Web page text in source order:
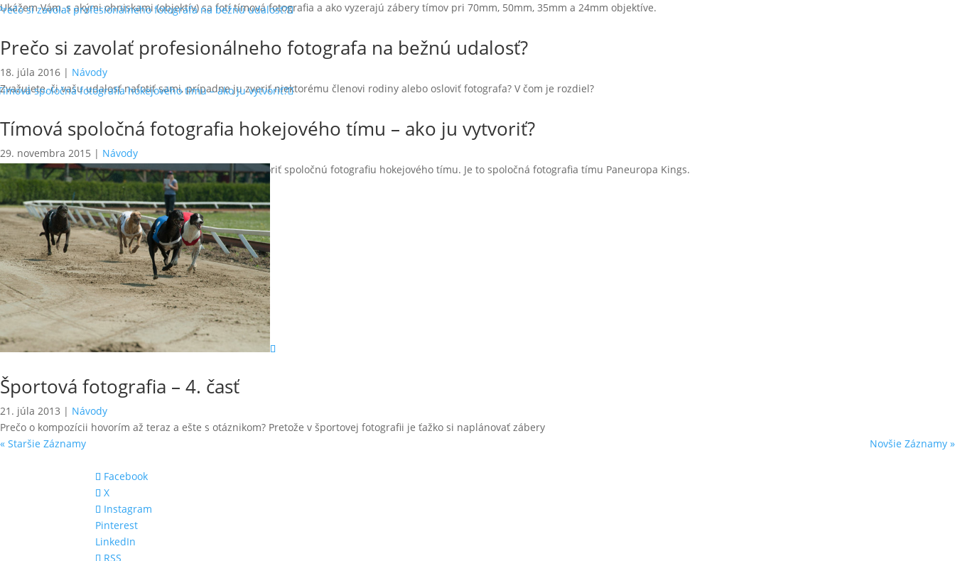
Ukážem Vám, s akými ohniskami (objektív) sa fotí tímová fotografia a ako vyzerajú zábery tímov pri 70mm, 50mm, 35mm a 24mm objektíve.
Prečo si zavolať profesionálneho fotografa na bežnú udalosť?
18. júla 2016 | Návody
Zvažujete, či vašu udalosť nafotiť sami, prípadne ju zveriť niektorému členovi rodiny alebo osloviť fotografa? V čom je rozdiel?
Tímová spoločná fotografia hokejového tímu – ako ju vytvoriť?
29. novembra 2015 | Návody
Dnes Vám ukážem, ako z malého zimného štadiónu vytvoriť spoločnú fotografiu hokejového tímu. Je to spoločná fotografia tímu Paneuropa Kings.
Športová fotografia – 4. časť
21. júla 2013 | Návody
Prečo o kompozícii hovorím až teraz a ešte s otáznikom? Pretože v športovej fotografii je ťažko si naplánovať zábery
« Staršie Záznamy
Novšie Záznamy »
Facebook
X
Instagram
Pinterest
LinkedIn
RSS